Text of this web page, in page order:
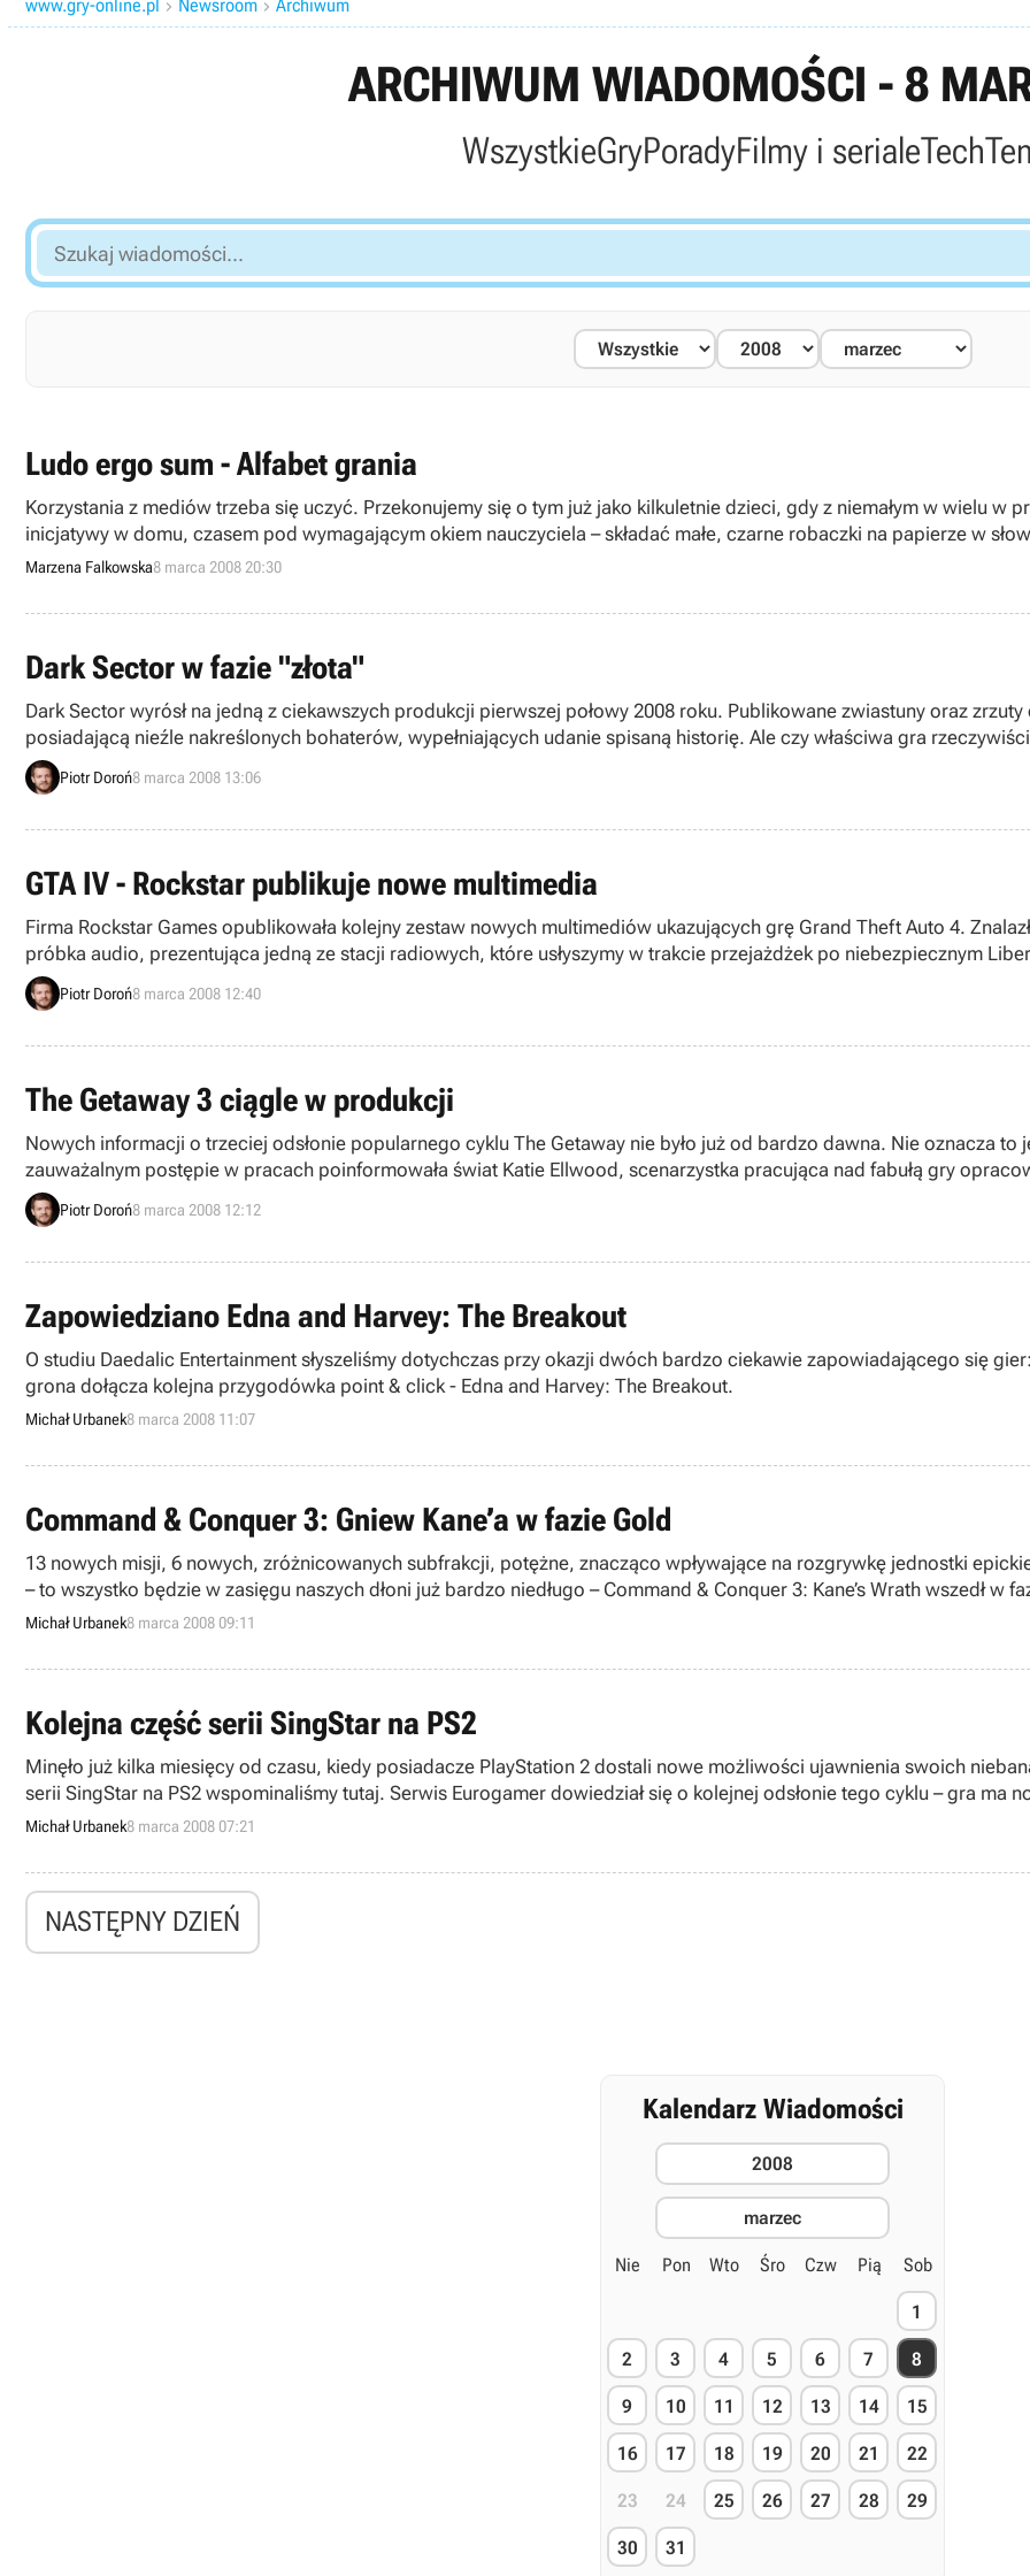
www.gry-online.pl  Newsroom  Archiwum
ARCHIWUM WIADOMOŚCI - 8
WszystkieGryPoradyFilmy i serialeTech
Szukaj
wiadomości...
Ludo ergo sum - Alfabet grania
Korzystania z mediów trzeba się uczyć. Przekonujemy się o tym już jako kilkuletnie dzieci, gdy z niemałym w wielu w
inicjatywy w domu, czasem pod wymagającym okiem nauczyciela – składać małe, czarne robaczki na papierze w
zdania.
Marzena Falkowska8 marca 2008 20:30
Dark Sector w fazie "złota"
Dark Sector wyrósł na jedną z ciekawszych produkcji pierwszej połowy 2008 roku. Publikowane zwiastuny oraz
posiadającą nieźle nakreślonych bohaterów, wypełniających udanie spisaną historię. Ale czy właściwa gra
Piotr Doroń8 marca 2008 13:06
GTA IV - Rockstar publikuje nowe multimedia
Firma Rockstar Games opublikowała kolejny zestaw nowych multimediów ukazujących grę Grand Theft Auto 4.
próbka audio, prezentująca jedną ze stacji radiowych, które usłyszymy w trakcie przejażdżek po niebezpiecznym
Piotr Doroń8 marca 2008 12:40
The Getaway 3 ciągle w produkcji
Nowych informacji o trzeciej odsłonie popularnego cyklu The Getaway nie było już od bardzo dawna. Nie oznacza to
zauważalnym postępie w pracach poinformowała świat Katie Ellwood, scenarzystka pracująca nad fabułą gry
Entertainment.
Piotr Doroń8 marca 2008 12:12
Zapowiedziano Edna and Harvey: The Breakout
O studiu Daedalic Entertainment słyszeliśmy dotychczas przy okazji dwóch bardzo ciekawie zapowiadającego się
grona dołącza kolejna przygodówka point & click - Edna and Harvey: The Breakout.
Michał Urbanek8 marca 2008 11:07
Command & Conquer 3: Gniew Kane’a w fazie Gold
13 nowych misji, 6 nowych, zróżnicowanych subfrakcji, potężne, znacząco wpływające na rozgrywkę jednostki
– to wszystko będzie w zasięgu naszych dłoni już bardzo niedługo – Command & Conquer 3: Kane’s Wrath wszedł
nad grą zostały ukończone, a ona jedzie do tłoczni.
Michał Urbanek8 marca 2008 09:11
Kolejna część serii SingStar na PS2
Minęło już kilka miesięcy od czasu, kiedy posiadacze PlayStation 2 dostali nowe możliwości ujawnienia swoich
serii SingStar na PS2 wspominaliśmy tutaj. Serwis Eurogamer dowiedział się o kolejnej odsłonie tego cyklu – gra ma
Michał Urbanek8 marca 2008 07:21
NASTĘPNY DZIEŃ
Kalendarz Wiadomości
2008
marzec
Nie Pon Wto Śro Czw Pią Sob
1
2 3 4 5 6 7 8
9 10 11 12 13 14 15
16 17 18 19 20 21 22
23 24 25 26 27 28 29
30 31